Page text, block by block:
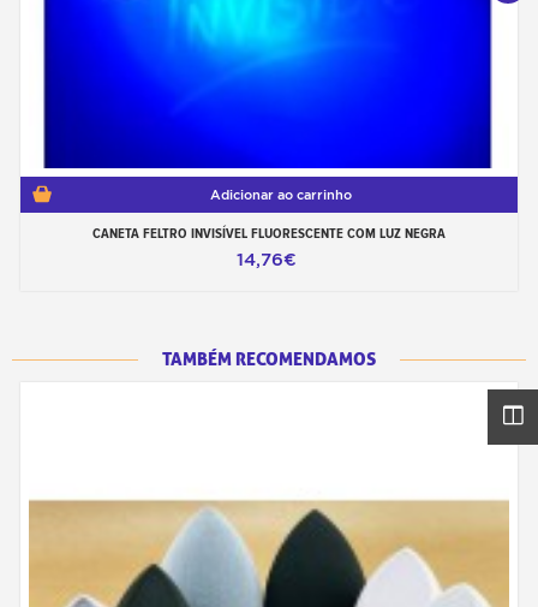
Adicionar ao carrinho
CANETA FELTRO INVISÍVEL FLUORESCENTE COM LUZ NEGRA
14,76€
TAMBÉM RECOMENDAMOS